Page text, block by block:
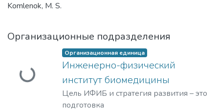
Komlenok, M. S.
Организационные подразделения
Загружается...Организационная единица
Инженерно-физический
институт биомедицины
Цель ИФИБ и стратегия развития – это
подготовка